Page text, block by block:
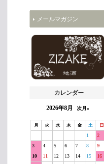
メールマガジン
カレンダー
2026年8月 次月»
月 火 水 木 金 土 日
1
2
3
4 5 6 7 8
9
10
11 12 13 14 15
16